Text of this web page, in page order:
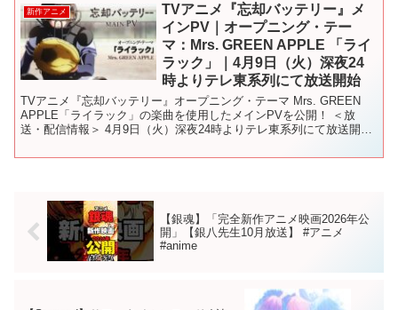
新作アニメ
TVアニメ『忘却バッテリー』メ
インPV｜オープニング・テー
マ：Mrs. GREEN APPLE 「ライ
ラック」｜4月9日（火）深夜24
時よりテレ東系列にて放送開始
TVアニメ『忘却バッテリー』オープニング・テーマ Mrs. GREEN
APPLE「ライラック」の楽曲を使用したメインPVを公開！ ＜放
送・配信情報＞ 4月9日（火）深夜24時よりテレ東系列にて放送開
【銀魂】「完全新作アニメ映画2026年公
開」【銀八先生10月放送】 #アニメ
#anime